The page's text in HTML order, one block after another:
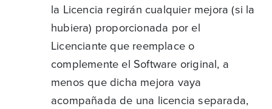
la Licencia regirán cualquier mejora (si la
hubiera) proporcionada por el
Licenciante que reemplace o
complemente el Software original, a
menos que dicha mejora vaya
acompañada de una licencia separada,